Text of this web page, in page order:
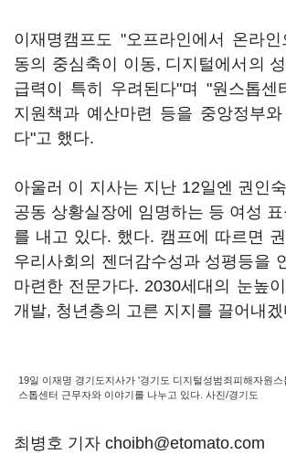
이재명캠프도 "오프라인에서 온라
동의 중심축이 이동, 디지털에서의
급력이 특히 우려된다"며 "원스톱센
지원책과 예산마련 등을 중앙정부
다"고 했다.
아울러 이 지사는 지난 12일엔 권인
공동 상황실장에 임명하는 등 여성
를 내고 있다. 했다. 캠프에 따르면
우리사회의 젠더감수성과 성평등을
마련한 전문가다. 2030세대의 눈높
개발, 청년층의 고른 지지를 끌어내
19일 이재명 경기도지사가 '경기도 디지털성범죄피해자원
스톱센터 근무자와 이야기를 나누고 있다. 사진/경기도
최병호 기자 choibh@etomato.com